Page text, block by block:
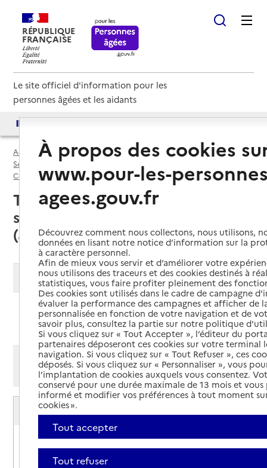
RÉPUBLIQUE
FRANÇAISE
Le site officiel d'information pour les
personnes âgées et les aidants
Accueil
Espace annuaire
Services autonomie à domicile (aide) par département
Corrèze (19)
Service autonomie à domicile (aide)
Treignac (19260) : liste des 2
services autonomie à domicile
(aide)
Modifier ma recherche
Ajouter cette recherche aux favoris
Afficher les résultats par:
Mode liste
Mode carte
Service autonomie à domicile (aide)
Services ADMR
Adresse
2 Place de la Halle
-Treignac
À propos des cookies
www.pour-les-
agees.gouv.fr
Découvrez comment nous collectons, nous utilisons,
données en lisant notre notice d’information sur la
à caractère personnel.
Afin de mieux vous servir et d’améliorer votre
nous utilisons des traceurs et des cookies destinés à
statistiques, vous faire profiter pleinement des
Des cookies sont utilisés dans le cadre de campagne
évaluer la performance des campagnes et afficher de
personnalisée en fonction de votre navigation et de
savoir plus, consultez la partie sur notre politique
Si vous cliquez sur « Tout Accepter », l’éditeur du
partenaires déposeront ces cookies sur votre terminal
navigation. Si vous cliquez sur « Tout Refuser », ces
déposés. Si vous cliquez sur « Personnaliser », vous
l’implantation de cookies auxquels vous consentez.
conservé pour une durée maximale de 13 mois et
informé et modifier vos préférences à tout moment
cookies ».
Tout accepter
Tout refuser